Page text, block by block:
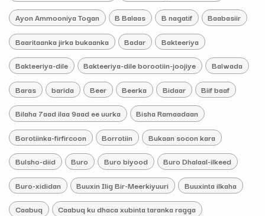
Ayon Ammooniya Togan B Balaas B nagatif Baabasiir
Baaritaanka jirka bukaanka Badar Bakteeriya
Bakteeriya-dile Bakteeriya-dile borootiin-joojiye Balwada
Baras barida Beer Beerka Bidaar Biif baaf
Bilaha 7aad ilaa 9aad ee uurka Bisha Ramaadaan
Borotiinka-firfircoon Borrotiin Bukaan socon kara
Bulsho-diid Buro Buro biyood Buro Dhalaal-ilkeed
Buro-xididan Buuxin Ilig Bir-Meerkiyuuri Buuxinta ilkaha
Caabuq Caabuq ku dhaca xubinta taranka ragga